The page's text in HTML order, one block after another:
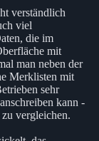
verständlich
viel
die im
mit
man neben der
Merklisten mit
sehr
kann -
vergleichen.